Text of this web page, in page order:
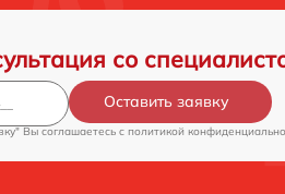
со
Оставить заявку
Вы соглашаетесь c политикой